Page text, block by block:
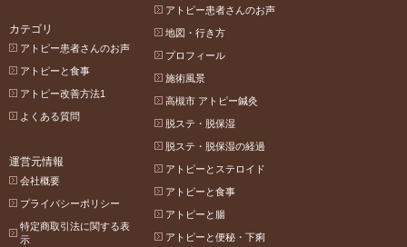
アトピー患者さんのお声
地図・行き方
プロフィール
施術風景
高槻市 アトピー鍼灸
脱ステ・脱保湿
脱ステ・脱保湿の経過
アトピーとステロイド
アトピーと食事
アトピーと腸
アトピーと便秘・下痢
カテゴリ
アトピー患者さんのお声
アトピーと食事
アトピー改善方法1
よくある質問
運営元情報
会社概要
プライバシーポリシー
特定商取引法に関する表
示